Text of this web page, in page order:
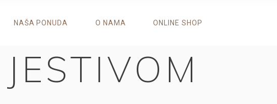
NAŠA PONUDA O NAMA ONLINE SHOP